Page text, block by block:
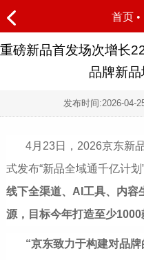
首页 •
重磅新品首发场次增长
品牌新
发布时间:2026-04-
4月23日，2026京东新
式发布“新品全域通千亿计划”
线下全渠道、AI工具、内容
源， 目标今年打造至少1000
“京东致力于构建对品